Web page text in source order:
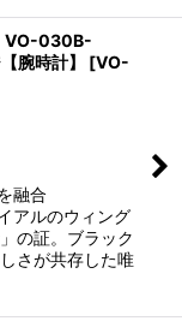
VO-030B-
時計】
[VO-
融合
アルのウィング
の証。ブラック
さが共存した唯